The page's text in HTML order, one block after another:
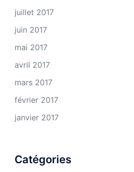
juillet 2017
juin 2017
mai 2017
avril 2017
mars 2017
février 2017
janvier 2017
Catégories